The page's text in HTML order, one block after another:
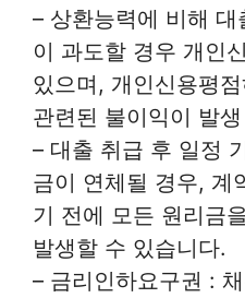
– 상환능력에 비해
이 과도할 경우 개인
있으며, 개인신용평
관련된 불이익이 발
– 대출 취급 후 일정
금이 연체될 경우, 계
기 전에 모든 원리금
발생할 수 있습니다.
– 금리인하요구권 :